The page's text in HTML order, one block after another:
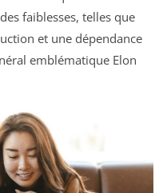
faiblesses, telles que
et une dépendance
emblématique Elon